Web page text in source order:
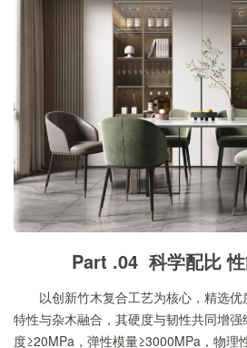
Part .04 科学配比
以创新竹木复合工艺为核心，精选
特性与杂木融合，其硬度与韧性共同增
度≥20MPa，弹性模量≥3000MPa，物理